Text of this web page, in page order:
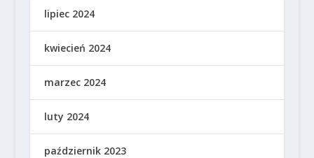
lipiec 2024
kwiecień 2024
marzec 2024
luty 2024
październik 2023